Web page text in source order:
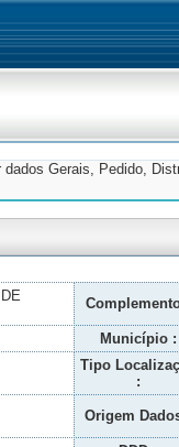
Gerais, Pedido,
Município :
Tipo
:
Origem